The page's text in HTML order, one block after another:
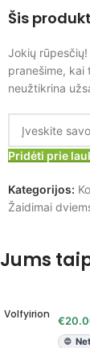
Šis
Jokių
pranešime, kai
neužtikrina
Pridėti prie
Kategorijos:
Žaidimai
Jums
Volfyirion €